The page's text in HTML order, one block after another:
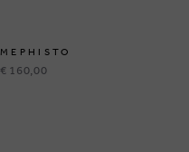
MEPHISTO
€ 160,00